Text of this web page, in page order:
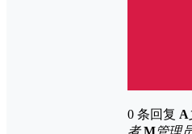
0 条回复 A
者 M管理